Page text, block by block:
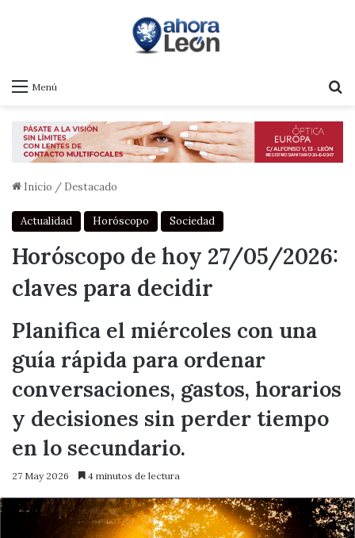
Menú
Inicio / Destacado
Actualidad Horóscopo Sociedad
Horóscopo de hoy 27/05/2026:
claves para decidir
Planifica el miércoles con una
guía rápida para ordenar
conversaciones, gastos, horarios
y decisiones sin perder tiempo
en lo secundario.
27 May 2026 4 minutos de lectura